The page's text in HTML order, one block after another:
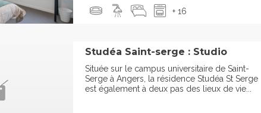
+ 16
Studéa Saint-serge : Studio
Située sur le campus universitaire de Saint-
Serge à Angers, la résidence Studéa St Serge
est également à deux pas des lieux de vie...